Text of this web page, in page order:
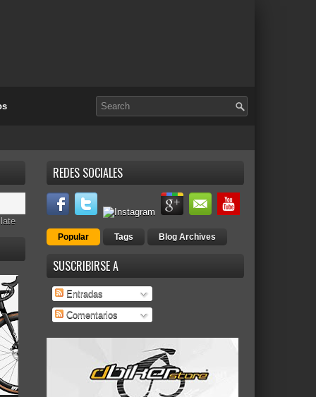
REDES SOCIALES
Popular Tags Blog Archives
SUSCRIBIRSE A
Entradas
Comentarios